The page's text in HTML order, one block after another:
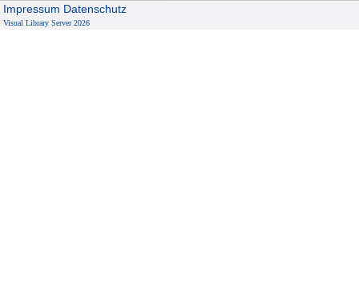
Impressum Datenschutz
Visual Library Server 2026